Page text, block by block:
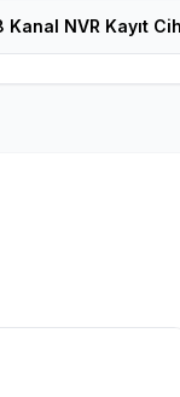
Kanal NVR Kayıt